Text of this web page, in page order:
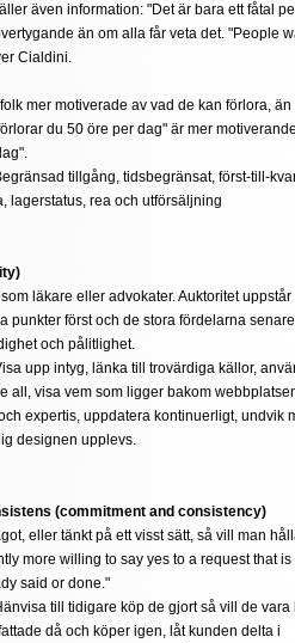
även information: "Det är bara ett fåtal
än om alla får veta det. "People
Cialdini.
mer motiverade av vad de kan förlora,
du 50 öre per dag" är mer
tillgång, tidsbegränsat, först-till-
lagerstatus, rea och utförsäljning
läkare eller advokater. Auktoritet
punkter först och de stora fördelarna
och pålitlighet.
upp intyg, länka till trovärdiga källor,
all, visa vem som ligger bakom
expertis, uppdatera kontinuerligt, undvik
designen upplevs.
(commitment and consistency)
eller tänkt på ett visst sätt, så vill man
more willing to say yes to a request that is
said or done."
till tidigare köp de gjort så vill de vara
då och köper igen, låt kunden delta i